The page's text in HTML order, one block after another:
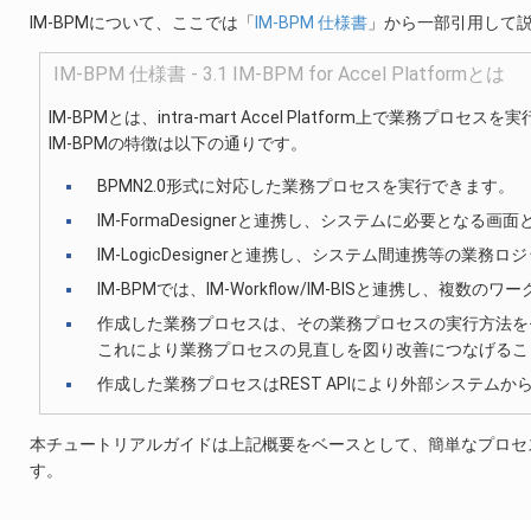
IM-BPMについて、ここでは「 IM-BPM 仕様書 」から一部引用して
IM-BPM 仕様書 - 3.1 IM-BPM for Accel Platformとは
IM-BPMとは、intra-mart Accel Platform上で業務プロセスを実
IM-BPMの特徴は以下の通りです。
BPMN2.0形式に対応した業務プロセスを実行できます。
IM-FormaDesignerと連携し、システムに必要となる画面
IM-LogicDesignerと連携し、システム間連携等の業務ロ
IM-BPMでは、IM-Workflow/IM-BISと連携し、複数のワ
作成した業務プロセスは、その業務プロセスの実行方法
これにより業務プロセスの見直しを図り改善につなげる
作成した業務プロセスはREST APIにより外部システムか
本チュートリアルガイドは上記概要をベースとして、簡単なプロ
す。